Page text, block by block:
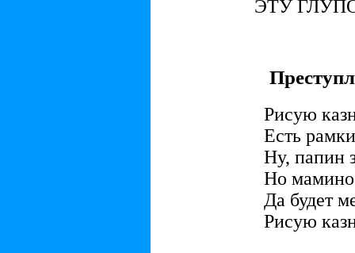
ЭТУ
Рисую
Есть
Ну, папин
Но мамино
Да будет
Рисую